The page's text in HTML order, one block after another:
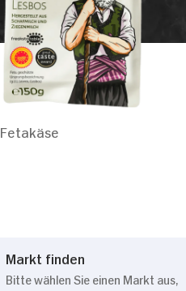
Fetakäse
Markt finden
Bitte wählen Sie einen Markt aus,